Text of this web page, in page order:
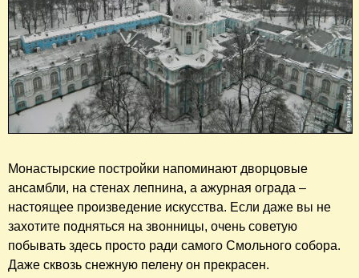
Монастырские постройки напоминают дворцовые
ансамбли, на стенах лепнина, а ажурная ограда –
настоящее произведение искусства. Если даже вы не
захотите подняться на звонницы, очень советую
побывать здесь просто ради самого Смольного собора.
Даже сквозь снежную пелену он прекрасен.